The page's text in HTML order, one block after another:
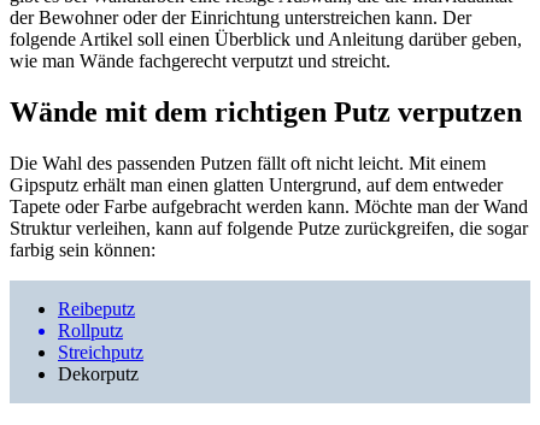
der Bewohner oder der Einrichtung unterstreichen kann. Der
folgende Artikel soll einen Überblick und Anleitung darüber geben,
wie man Wände fachgerecht verputzt und streicht.
Wände mit dem richtigen Putz verputzen
Die Wahl des passenden Putzen fällt oft nicht leicht. Mit einem
Gipsputz erhält man einen glatten Untergrund, auf dem entweder
Tapete oder Farbe aufgebracht werden kann. Möchte man der Wand
Struktur verleihen, kann auf folgende Putze zurückgreifen, die sogar
farbig sein können:
Reibeputz
Rollputz
Streichputz
Dekorputz